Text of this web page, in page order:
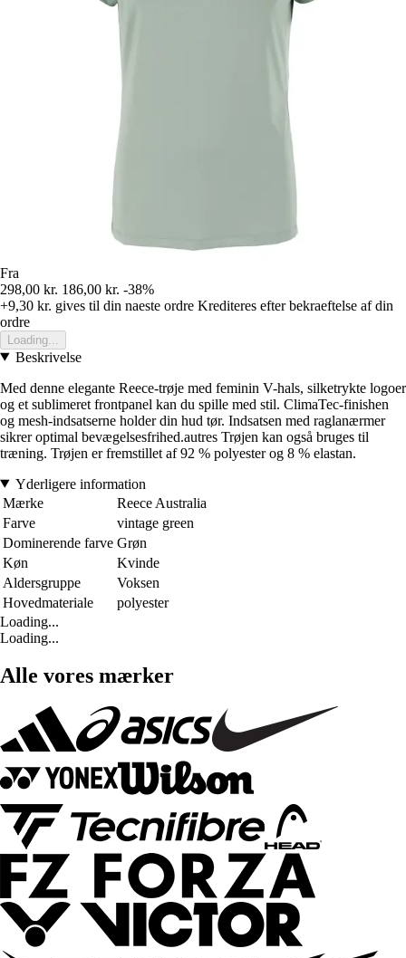
Fra
298,00 kr. 186,00 kr. -38%
+9,30 kr. gives til din naeste ordre Krediteres efter bekraeftelse af din
ordre
Loading...
Beskrivelse
Med denne elegante Reece-trøje med feminin V-hals, silketrykte logoer
og et sublimeret frontpanel kan du spille med stil. ClimaTec-finishen
og mesh-indsatserne holder din hud tør. Indsatsen med raglanærmer
sikrer optimal bevægelsesfrihed.autres Trøjen kan også bruges til
træning. Trøjen er fremstillet af 92 % polyester og 8 % elastan.
Yderligere information
Mærke
Reece Australia
Farve
vintage green
Dominerende farve Grøn
Køn
Kvinde
Aldersgruppe
Voksen
Hovedmateriale
polyester
Loading...
Loading...
Alle vores mærker